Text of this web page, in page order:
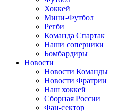
Хоккей
Мини-Футбол
Регби
Команда Спартак
Наши соперники
Бомбардиры
Новости
Новости Команды
Новости Фратрии
Наш хоккей
Сборная России
Фан-cектор